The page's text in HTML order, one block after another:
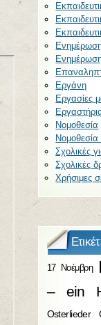
Εργάνη
Εργασίες
Νομοθεσία
Σχολικές
Σχολικές
Χρήσιμες
17 Νοέμβρη
– ein
Osterlieder